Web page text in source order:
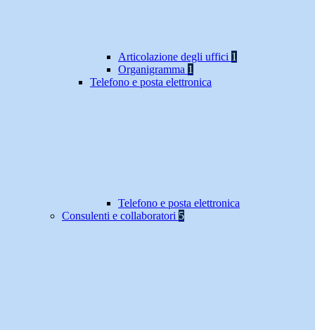
Articolazione degli uffici 1
Organigramma 1
Telefono e posta elettronica
Telefono e posta elettronica
Consulenti e collaboratori 5